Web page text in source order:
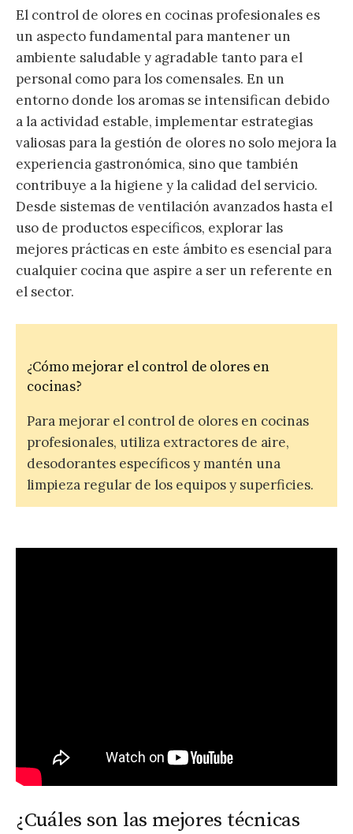
El control de olores en cocinas profesionales es
un aspecto fundamental para mantener un
ambiente saludable y agradable tanto para el
personal como para los comensales. En un
entorno donde los aromas se intensifican debido
a la actividad estable, implementar estrategias
valiosas para la gestión de olores no solo mejora la
experiencia gastronómica, sino que también
contribuye a la higiene y la calidad del servicio.
Desde sistemas de ventilación avanzados hasta el
uso de productos específicos, explorar las
mejores prácticas en este ámbito es esencial para
cualquier cocina que aspire a ser un referente en
el sector.
¿Cómo mejorar el control de olores en
cocinas?
Para mejorar el control de olores en cocinas
profesionales, utiliza extractores de aire,
desodorantes específicos y mantén una
limpieza regular de los equipos y superficies.
¿Cuáles son las mejores técnicas